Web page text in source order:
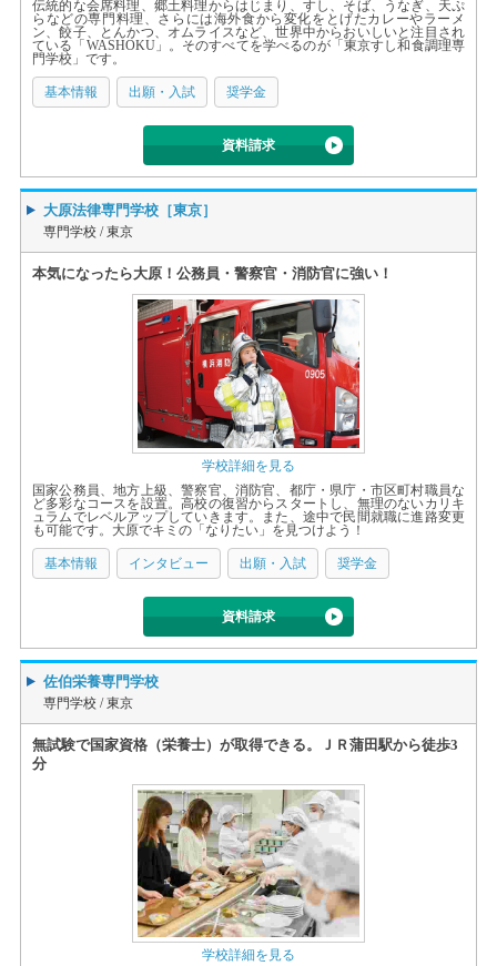
伝統的な会席料理、郷土料理からはじまり、すし、そば、うなぎ、天ぷ
らなどの専門料理、さらには海外食から変化をとげたカレーやラーメ
ン、餃子、とんかつ、オムライスなど、世界中からおいしいと注目され
ている「WASHOKU」。そのすべてを学べるのが「東京すし和食調理専
門学校」です。
基本情報 出願・入試 奨学金
資料請求
大原法律専門学校［東京］
専門学校 /東京
本気になったら大原！公務員・警察官・消防官に強い！
学校詳細を見る
国家公務員、地方上級、警察官、消防官、都庁・県庁・市区町村職員な
ど多彩なコースを設置。高校の復習からスタートし、無理のないカリキ
ュラムでレベルアップしていきます。また、途中で民間就職に進路変更
も可能です。大原でキミの「なりたい」を見つけよう！
基本情報 インタビュー 出願・入試 奨学金
資料請求
佐伯栄養専門学校
専門学校 /東京
無試験で国家資格（栄養士）が取得できる。ＪＲ蒲田駅から徒歩3
分
学校詳細を見る